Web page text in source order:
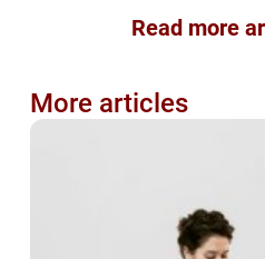
Read more
More articles